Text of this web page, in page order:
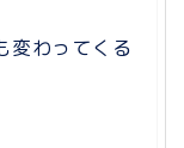
変わってくる